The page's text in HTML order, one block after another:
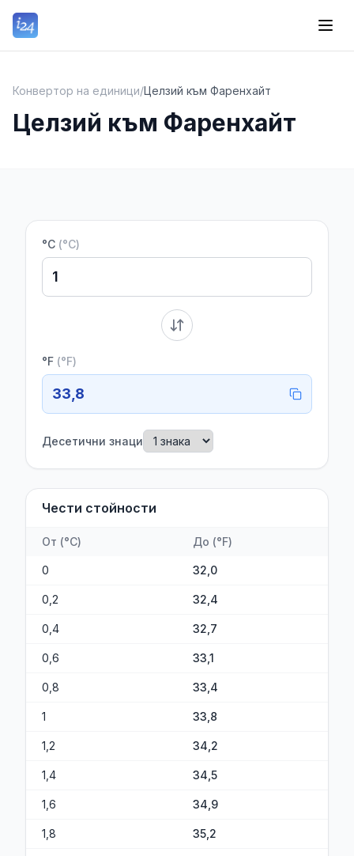
Конвертор на единици/Целзий към Фаренхайт
Целзий към Фаренхайт
°C (°C)
°F (°F)
33,8
Десетични знаци
Чести стойности
От (°C) До (°F)
0 32,0
0,2 32,4
0,4 32,7
0,6 33,1
0,8 33,4
1 33,8
1,2 34,2
1,4 34,5
1,6 34,9
1,8 35,2